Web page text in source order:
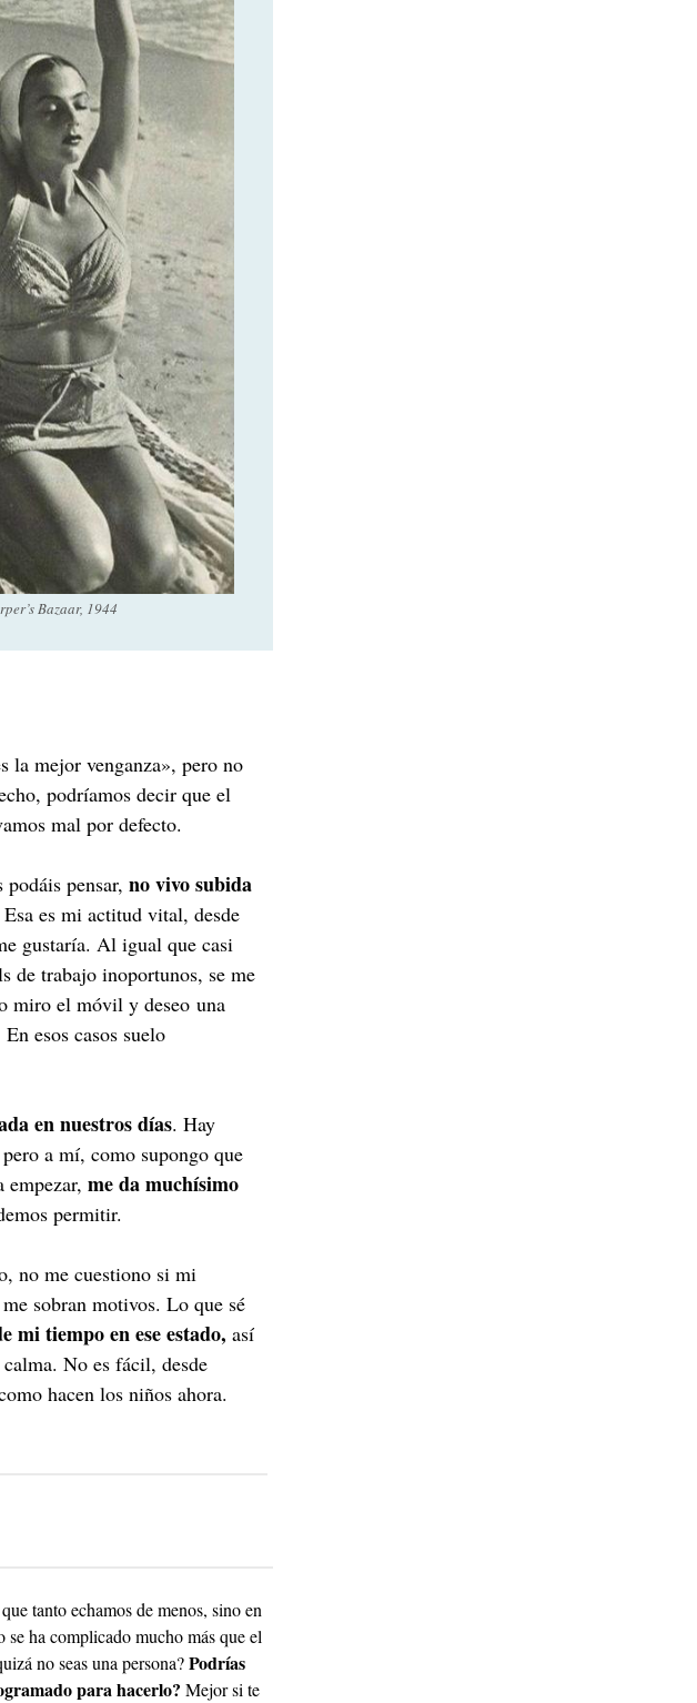
Bazaar, 1944
la mejor venganza», pero no
podríamos decir que el
mal por defecto.
pensar, no vivo subida
Esa es mi actitud vital, desde
gustaría. Al igual que casi
de trabajo inoportunos, se me
miro el móvil y deseo una
esos casos suelo
en nuestros días. Hay
a mí, como supongo que
empezar, me da muchísimo
permitir.
no me cuestiono si mi
sobran motivos. Lo que sé
tiempo en ese estado, así
No es fácil, desde
hacen los niños ahora.
tanto echamos de menos, sino en
ha complicado mucho más que el
no seas una persona?Podrías
para hacerlo? Mejor si te